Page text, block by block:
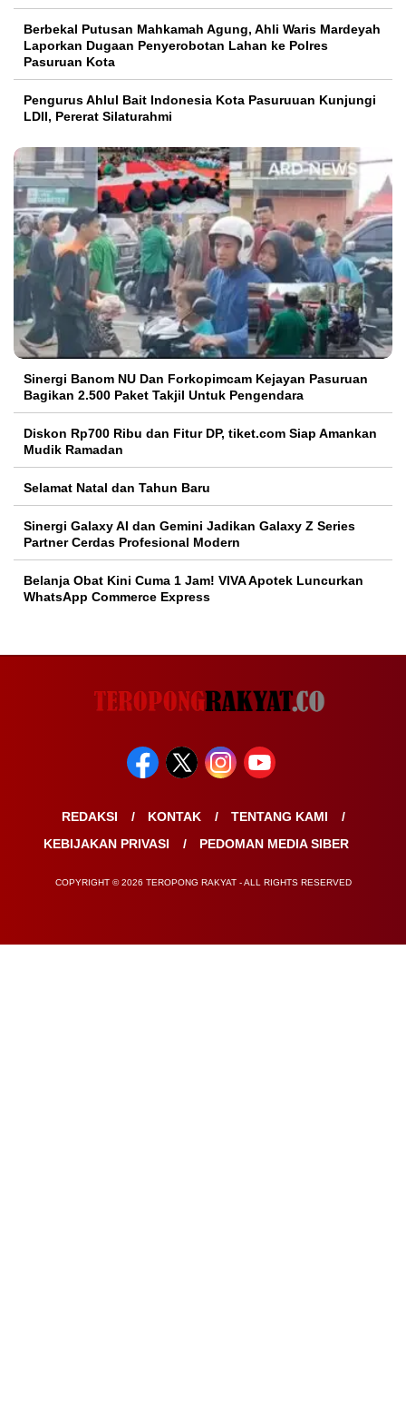
Berbekal Putusan Mahkamah Agung, Ahli Waris Mardeyah
Laporkan Dugaan Penyerobotan Lahan ke Polres
Pasuruan Kota
Pengurus Ahlul Bait Indonesia Kota Pasuruuan Kunjungi
LDII, Pererat Silaturahmi
Sinergi Banom NU Dan Forkopimcam Kejayan Pasuruan
Bagikan 2.500 Paket Takjil Untuk Pengendara
Diskon Rp700 Ribu dan Fitur DP, tiket.com Siap Amankan
Mudik Ramadan
Selamat Natal dan Tahun Baru
Sinergi Galaxy AI dan Gemini Jadikan Galaxy Z Series
Partner Cerdas Profesional Modern
Belanja Obat Kini Cuma 1 Jam! VIVA Apotek Luncurkan
WhatsApp Commerce Express
REDAKSI KONTAK
TENTANG KAMI
KEBIJAKAN PRIVASI
PEDOMAN MEDIA SIBER
COPYRIGHT © 2026 TEROPONG RAKYAT - ALL RIGHTS RESERVED